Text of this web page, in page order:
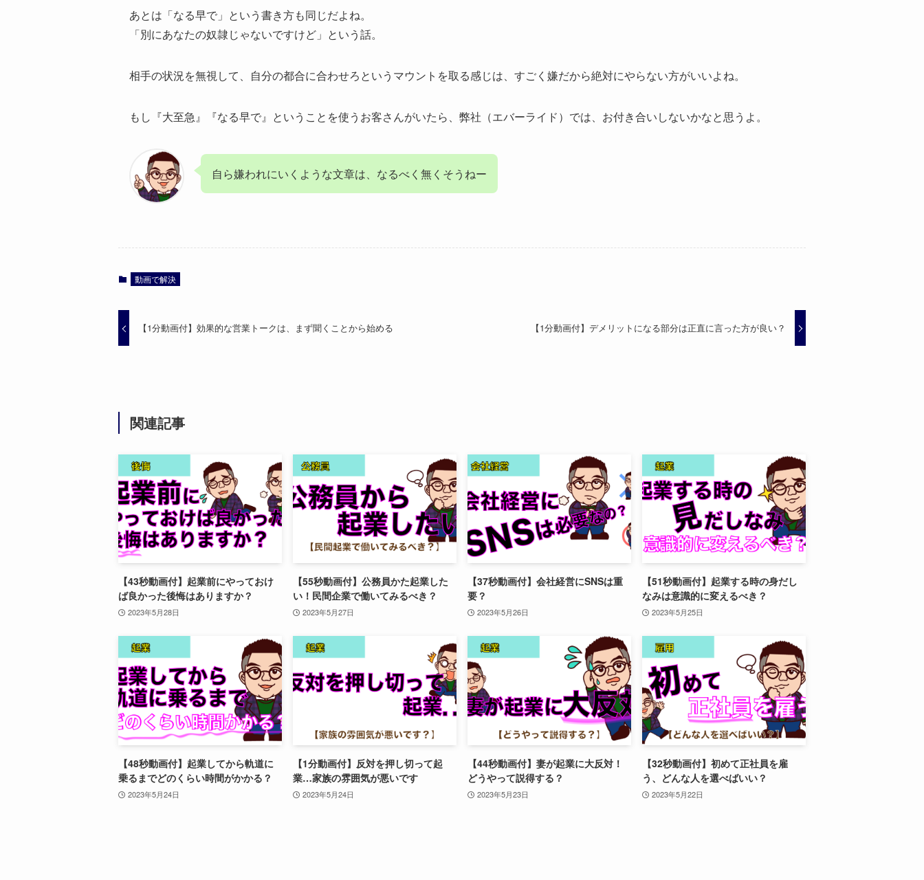
あとは「なる早で」という書き方も同じだよね。
「別にあなたの奴隷じゃないですけど」という話。
相手の状況を無視して、自分の都合に合わせろというマウントを取る感じは、すごく嫌だから絶対にやらない方がいいよね。
もし『大至急』『なる早で』ということを使うお客さんがいたら、弊社（エバーライド）では、お付き合いしないかなと思うよ。
自ら嫌われにいくような文章は、なるべく無くそうねー
動画で解決
【1分動画付】効果的な営業トークは、まず聞くことから始める 【1分動画付】デメリットになる部分は正直に言った方が良い？
関連記事
【43秒動画付】起業前にやっておけ
ば良かった後悔はありますか？
2023年5月28日
【55秒動画付】公務員かた起業した
い！民間企業で働いてみるべき？
2023年5月27日
【37秒動画付】会社経営にSNSは重
要？
2023年5月26日
【51秒動画付】起業する時の身だし
なみは意識的に変えるべき？
2023年5月25日
【48秒動画付】起業してから軌道に
乗るまでどのくらい時間がかかる？
2023年5月24日
【1分動画付】反対を押し切って起
業…家族の雰囲気が悪いです
2023年5月24日
【44秒動画付】妻が起業に大反対！
どうやって説得する？
2023年5月23日
【32秒動画付】初めて正社員を雇
う、どんな人を選べばいい？
2023年5月22日